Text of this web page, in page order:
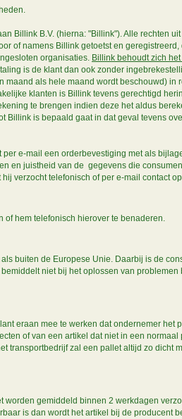
Billink B.V. (hierna: "Billink"). Alle rechten
of namens Billink getoetst en
organisaties. Billink behoudt zich
is de klant dan ook zonder
als hele maand wordt beschouwd)
klanten is Billink tevens gerechtigd
te brengen indien deze het aldus
Billink is bepaald gaat in dat geval tevens
e-mail een orderbevestiging met als
en juistheid van de gegevens die
verzocht telefonisch of per e-mail contact
of hem telefonisch hierover te benaderen.
buiten de Europese Unie. Daarbij is de
niet bij het oplossen van
eraan mee te werken dat ondernemer
of van een artikel dat niet in een
transportbedrijf zal een pallet altijd zo
gemiddeld binnen 2 werkdagen
is dan wordt het artikel bij de producent